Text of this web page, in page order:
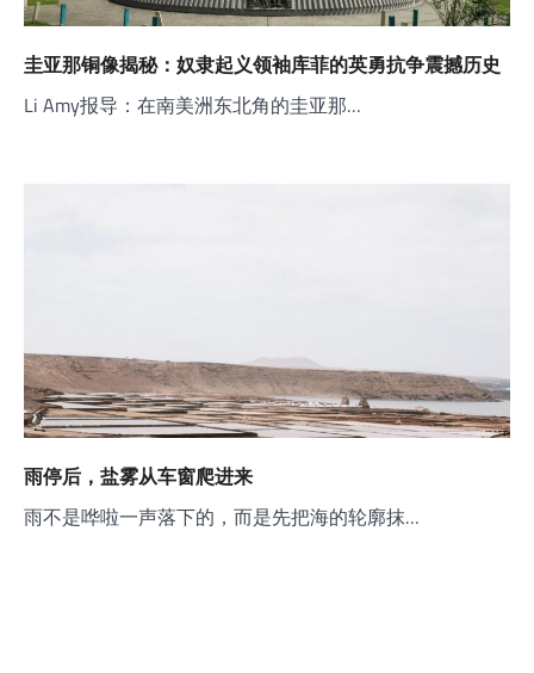
圭亚那铜像揭秘：奴隶起义领袖库菲的英勇抗争震撼历史
Li Amy报导：在南美洲东北角的圭亚那…
雨停后，盐雾从车窗爬进来
雨不是哗啦一声落下的，而是先把海的轮廓抹…